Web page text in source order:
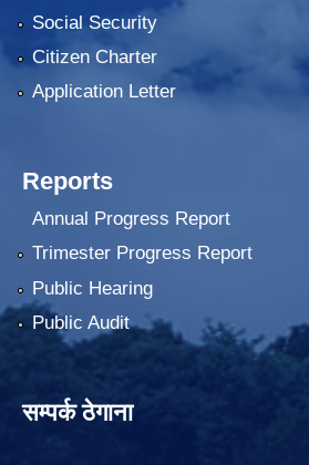
Social Security
Citizen Charter
Application Letter
Reports
Annual Progress Report
Trimester Progress Report
Public Hearing
Public Audit
सम्पर्क ठेगाना